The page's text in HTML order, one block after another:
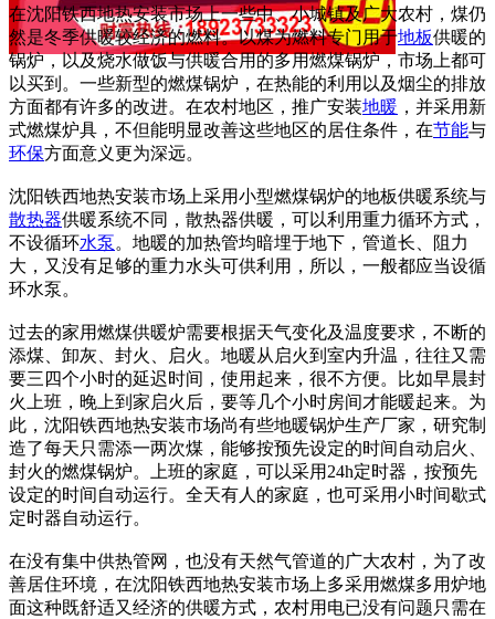
在沈阳铁西地热安装市场上一些中、小城镇及广大农村，煤仍
然是冬季供暖较经济的燃料。以煤为燃料专门用于地板供暖的
锅炉，以及烧水做饭与供暖合用的多用燃煤锅炉，市场上都可
以买到。一些新型的燃煤锅炉，在热能的利用以及烟尘的排放
方面都有许多的改进。在农村地区，推广安装地暖 ，并采用新
式燃煤炉具，不但能明显改善这些地区的居住条件，在节能与
环保方面意义更为深远。
沈阳铁西地热安装市场上采用小型燃煤锅炉的地板供暖系统与
散热器供暖系统不同，散热器供暖，可以利用重力循环方式，
不设循环水泵。地暖的加热管均暗埋于地下，管道长、阻力
大，又没有足够的重力水头可供利用，所以，一般都应当设循
环水泵。
过去的家用燃煤供暖炉需要根据天气变化及温度要求，不断的
添煤、卸灰、封火、启火。地暖从启火到室内升温，往往又需
要三四个小时的延迟时间，使用起来，很不方便。比如早晨封
火上班，晚上到家启火后，要等几个小时房间才能暖起来。为
此，沈阳铁西地热安装市场尚有些地暖锅炉生产厂家，研究制
造了每天只需添一两次煤，能够按预先设定的时间自动启火、
封火的燃煤锅炉。上班的家庭，可以采用24h定时器，按预先
设定的时间自动运行。全天有人的家庭，也可采用小时间歇式
定时器自动运行。
在没有集中供热管网，也没有天然气管道的广大农村，为了改
善居住环境，在沈阳铁西地热安装市场上多采用燃煤多用炉地
面这种既舒适又经济的供暖方式，农村用电已没有问题只需在